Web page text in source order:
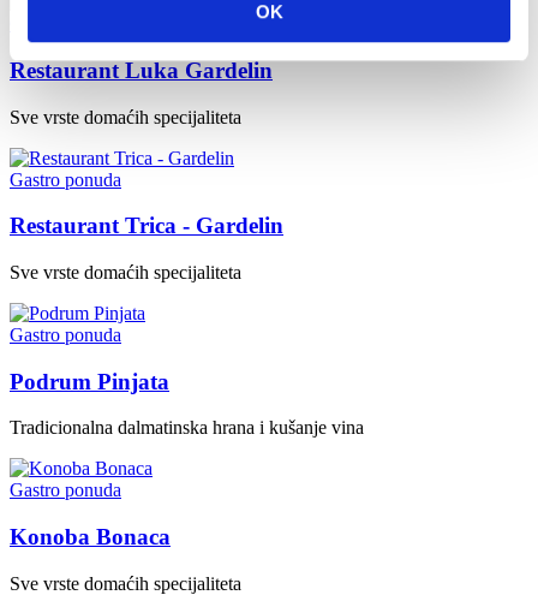
OK
Restaurant Luka Gardelin
Sve vrste domaćih specijaliteta
Gastro ponuda
Restaurant Trica - Gardelin
Sve vrste domaćih specijaliteta
Gastro ponuda
Podrum Pinjata
Tradicionalna dalmatinska hrana i kušanje vina
Gastro ponuda
Konoba Bonaca
Sve vrste domaćih specijaliteta